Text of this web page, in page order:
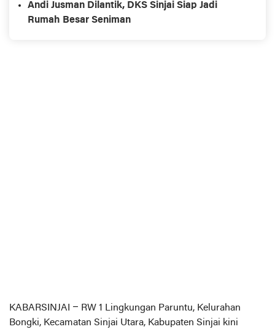
Andi Jusman Dilantik, DKS Sinjai Siap Jadi
Rumah Besar Seniman
KABARSINJAI
– RW 1 Lingkungan Paruntu, Kelurahan
Bongki, Kecamatan Sinjai Utara, Kabupaten Sinjai kini